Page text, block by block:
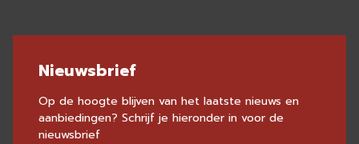
Nieuwsbrief
Op de hoogte blijven van het laatste nieuws en
aanbiedingen? Schrijf je hieronder in voor de
nieuwsbrief